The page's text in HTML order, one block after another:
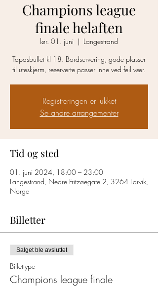
Champions league
finale helaften
lør. 01. juni
  |
Langestrand
Tapasbuffet kl 18. Bordservering, gode plasser
til uteskjerm, reserverte passer inne ved feil vær.
Registreringen er lukket
Se andre arrangementer
Tid og sted
01. juni 2024, 18:00 – 23:00
Langestrand, Nedre Fritzøegate 2, 3264 Larvik,
Norge
Billetter
Salget ble avsluttet
Billettype
Champions league finale